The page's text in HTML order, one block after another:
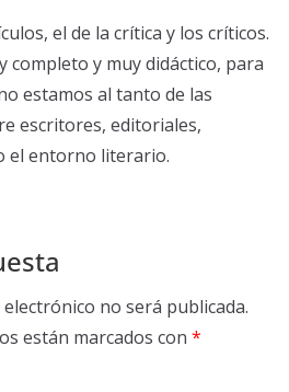
el de la crítica y los críticos.
completo y muy didáctico, para
estamos al tanto de las
escritores, editoriales,
el entorno literario.
no será publicada.
están marcados con *